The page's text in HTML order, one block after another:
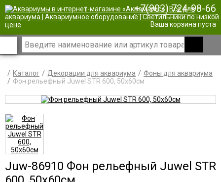
| +7(903) 724-98-66
Ваша корзина пуста
Каталог Декорации для аквариума
Фоны для аквариума
Фон рельефный Juwel STR 600, 50x60см
Juw-86910 Фон рельефный Juwel STR